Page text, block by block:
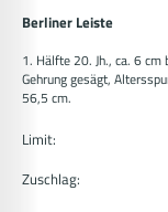
Berliner Leiste
1. Hälfte 20. Jh., ca. 6
Gehrung gesägt,
56,5 cm.
Limit:
Zuschlag: